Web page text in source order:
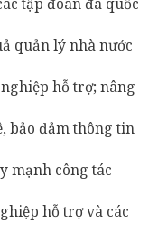
quản lý nhà nước
hỗ trợ; nâng
bảo đảm thông tin
mạnh công tác
hỗ trợ và các